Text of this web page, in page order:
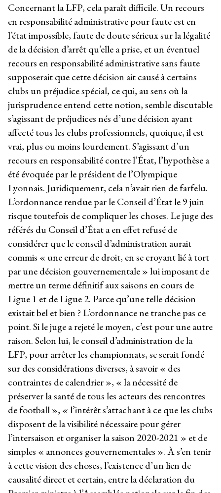
Concernant la LFP, cela paraît difficile. Un recours
en responsabilité administrative pour faute est en
l’état impossible, faute de doute sérieux sur la légalité
de la décision d’arrêt qu’elle a prise, et un éventuel
recours en responsabilité administrative sans faute
supposerait que cette décision ait causé à certains
clubs un préjudice spécial, ce qui, au sens où la
jurisprudence entend cette notion, semble discutable
s’agissant de préjudices nés d’une décision ayant
affecté tous les clubs professionnels, quoique, il est
vrai, plus ou moins lourdement. S’agissant d’un
recours en responsabilité contre l’État, l’hypothèse a
été évoquée par le président de l’Olympique
Lyonnais. Juridiquement, cela n’avait rien de farfelu.
L’ordonnance rendue par le Conseil d’État le 9 juin
risque toutefois de compliquer les choses. Le juge des
référés du Conseil d’État a en effet refusé de
considérer que le conseil d’administration aurait
commis « une erreur de droit, en se croyant lié à tort
par une décision gouvernementale » lui imposant de
mettre un terme définitif aux saisons en cours de
Ligue 1 et de Ligue 2. Parce qu’une telle décision
existait bel et bien ? L’ordonnance ne tranche pas ce
point. Si le juge a rejeté le moyen, c’est pour une autre
raison. Selon lui, le conseil d’administration de la
LFP, pour arrêter les championnats, se serait fondé
sur des considérations diverses, à savoir « des
contraintes de calendrier », « la nécessité de
préserver la santé de tous les acteurs des rencontres
de football », « l’intérêt s’attachant à ce que les clubs
disposent de la visibilité nécessaire pour gérer
l’intersaison et organiser la saison 2020-2021 » et de
simples « annonces gouvernementales ». À s’en tenir
à cette vision des choses, l’existence d’un lien de
causalité direct et certain, entre la déclaration du